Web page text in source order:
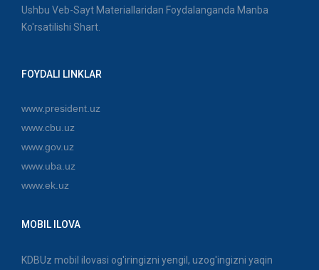
Ushbu Veb-Sayt Materiallaridan Foydalanganda Manba
Ko'rsatilishi Shart.
FOYDALI LINKLAR
www.president.uz
www.cbu.uz
www.gov.uz
www.uba.uz
www.ek.uz
MOBIL ILOVA
KDBUz mobil ilovasi og'iringizni yengil, uzog'ingizni yaqin